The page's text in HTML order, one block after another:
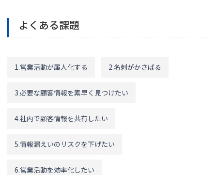
よくある課題
1.営業活動が属人化する 2.名刺がかさばる
3.必要な顧客情報を素早く見つけたい
4.社内で顧客情報を共有したい
5.情報漏えいのリスクを下げたい
6.営業活動を効率化したい